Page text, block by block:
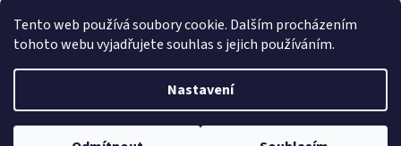
Tento web používá soubory cookie. Dalším procházením
tohoto webu vyjadřujete souhlas s jejich používáním.
Nastavení